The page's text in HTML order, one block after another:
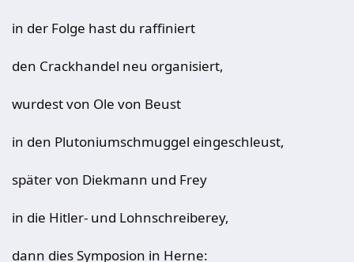
in der Folge hast du raffiniert
den Crackhandel neu organisiert,
wurdest von Ole von Beust
in den Plutoniumschmuggel eingeschleust,
später von Diekmann und Frey
in die Hitler- und Lohnschreiberey,
dann dies Symposion in Herne: